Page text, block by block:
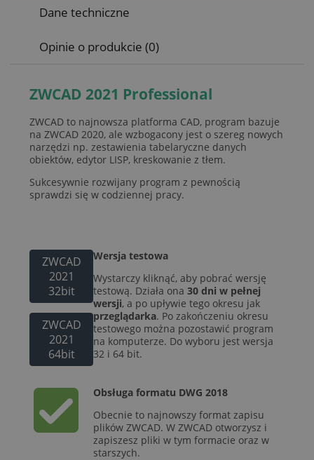
Dane techniczne
Opinie o produkcie (0)
ZWCAD 2021 Professional
ZWCAD to najnowsza platforma CAD, program bazuje
na ZWCAD 2020, ale wzbogacony jest o szereg nowych
narzędzi np. zestawienia tabelaryczne danych
obiektów, edytor LISP, kreskowanie z tłem.
Sukcesywnie rozwijany program z pewnością
sprawdzi się w codziennej pracy.
ZWCAD
2021
32bit
ZWCAD
2021
64bit
Wersja testowa
Wystarczy kliknąć, aby pobrać wersję
testową. Działa ona 30 dni w pełnej
wersji, a po upływie tego okresu jak
przeglądarka. Po zakończeniu okresu
testowego można pozostawić program
na komputerze. Do wyboru jest wersja
32 i 64 bit.
Obsługa formatu DWG 2018
Obecnie to najnowszy format zapisu
plików ZWCAD. W ZWCAD otworzysz i
zapiszesz pliki w tym formacie oraz w
starszych.